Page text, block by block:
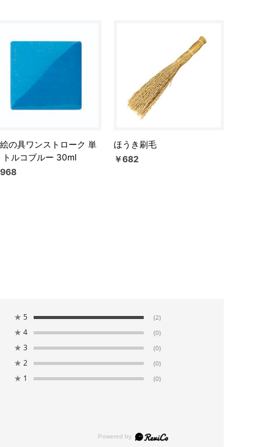
の具ワンストローク 単
トルコブルー 30ml
ほうき刷毛
￥682
★ 5 (2)
★ 4 (0)
★ 3 (0)
★ 2 (0)
★ 1 (0)